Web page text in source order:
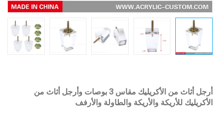
أرجل أثاث من الأكريليك مقاس 3 بوصات وأرجل أثاث من
الأكريليك للأريكة والأريكة والطاولة والأرفف